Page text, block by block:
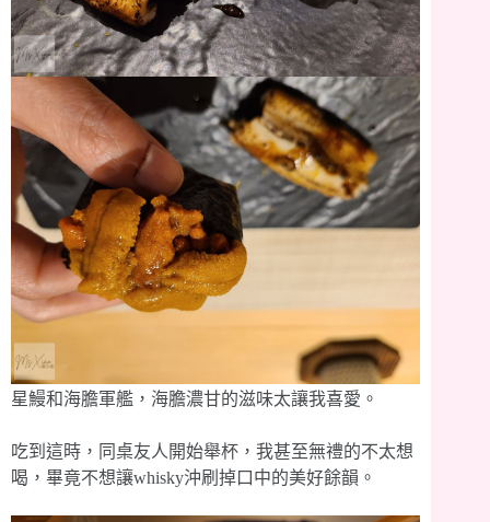
星鰻和海膽軍艦，海膽濃甘的滋味太讓我喜愛。
吃到這時，同桌友人開始舉杯，我甚至無禮的不太想
喝，畢竟不想讓whisky沖刷掉口中的美好餘韻。